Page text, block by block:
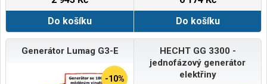
Do košíku
Do košíku
Generátor Lumag G3-E
-10%
HECHT GG 3300 -
jednofázový generátor
elektřiny